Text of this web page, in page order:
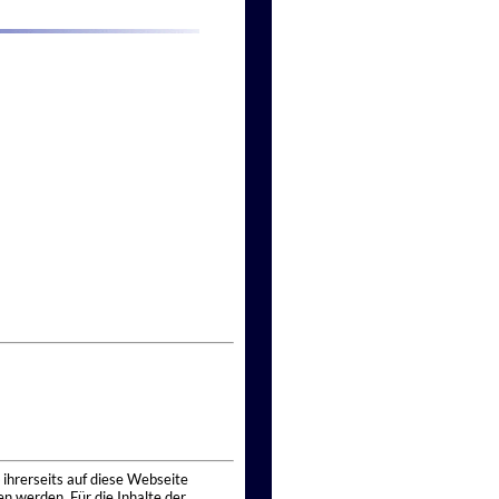
auf diese Webseite